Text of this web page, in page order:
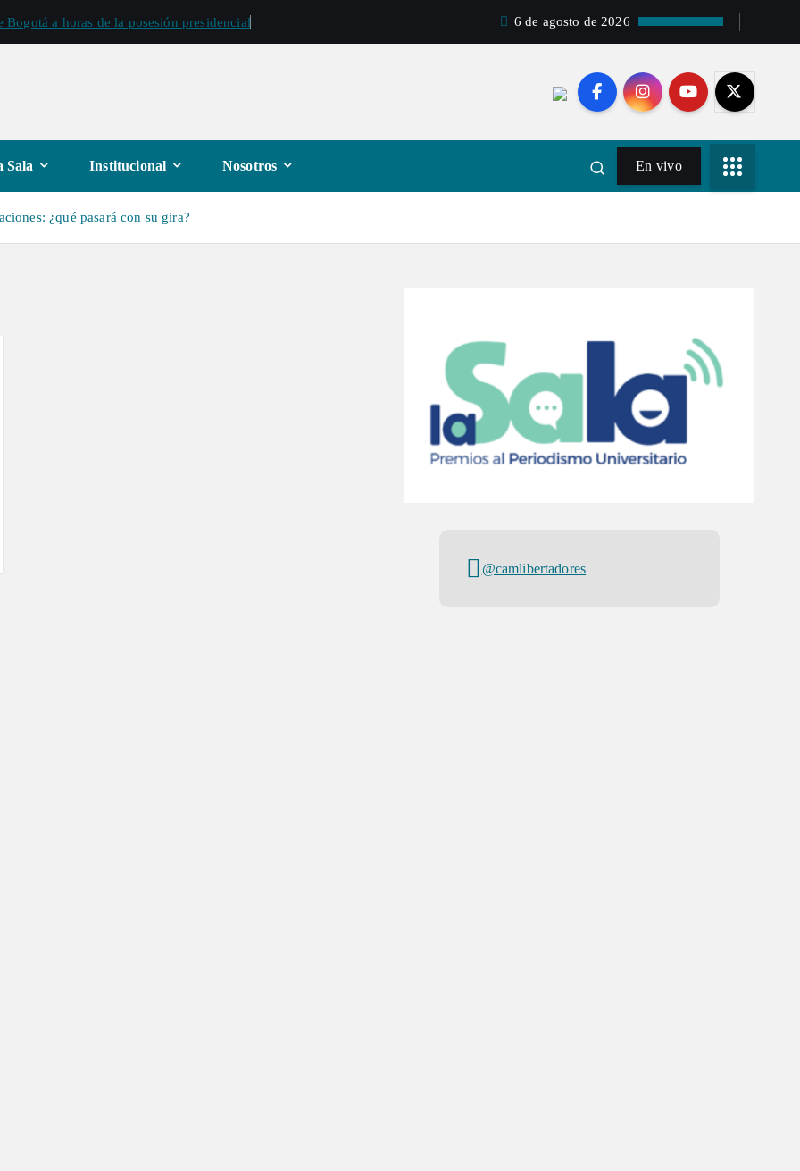
Bogotá a horas de la posesión presidencial 6 de agosto de 2026
Sala Institucional Nosotros En vivo
¿qué pasará con su gira?
@camlibertadores